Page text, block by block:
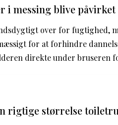
i messing blive
over for fugtighed,
for at forhindre
direkte under bruseren
rigtige størrelse